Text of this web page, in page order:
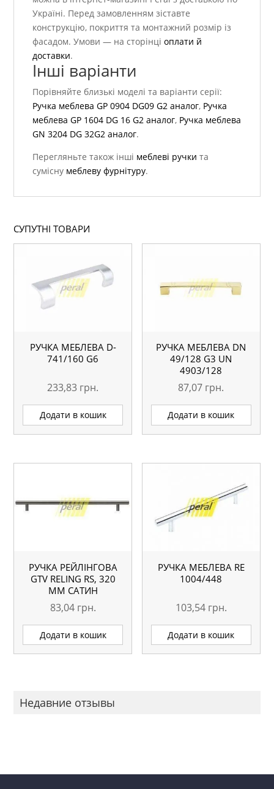
Україні. Перед замовленням зіставте
конструкцію, покриття та монтажний розмір із
фасадом. Умови — на сторінціоплати й
доставки.
Інші варіанти
Порівняйте близькі моделі та варіанти серії:
Ручка меблева GP 0904 DG09 G2 аналог, Ручка
меблева GP 1604 DG 16 G2 аналог, Ручка меблева
GN 3204 DG 32G2 аналог.
Перегляньте також інші меблеві ручки та
сумісну меблеву фурнітуру.
СУПУТНІ ТОВАРИ
РУЧКА МЕБЛЕВА D-
741/160 G6
233,83 грн.
Додати в кошик
РУЧКА МЕБЛЕВА DN
49/128 G3 UN
4903/128
87,07 грн.
Додати в кошик
РУЧКА РЕЙЛІНГОВА
GTV RELING RS, 320
ММ САТИН
83,04 грн.
Додати в кошик
РУЧКА МЕБЛЕВА RE
1004/448
103,54 грн.
Додати в кошик
Недавние отзывы